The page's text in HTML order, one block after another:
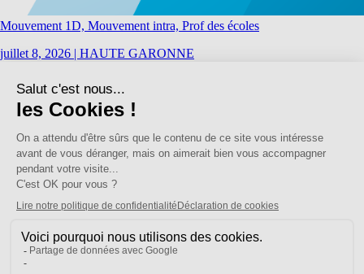
Mouvement 1D, Mouvement intra, Prof des écoles
juillet 8, 2026 | HAUTE GARONNE
[31] PE – Mouvement 26 – Toutes les infos
Cet article évolue au fil des informations– mise à jour le 15 juillet 2026
– Dernière mise à jour >>> En juillet, affectations des PES et des TS
… Sommaire […]